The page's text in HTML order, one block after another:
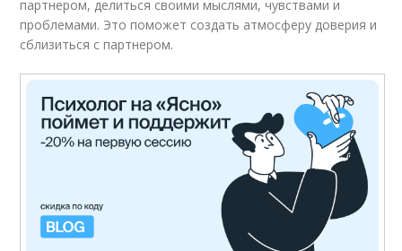
партнером, делиться своими мыслями, чувствами и
проблемами. Это поможет создать атмосферу доверия и
сблизиться с партнером.